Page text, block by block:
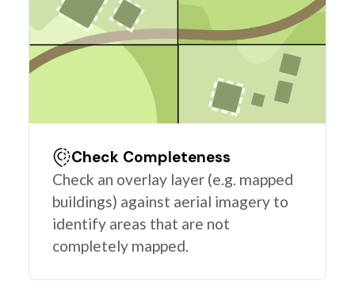
Check Completeness
Check an overlay layer (e.g. mapped
buildings) against aerial imagery to
identify areas that are not
completely mapped.